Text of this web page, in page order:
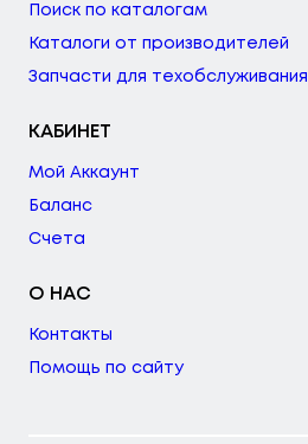
Поиск по каталогам
Каталоги от производителей
Запчасти для техобслуживания
КАБИНЕТ
Мой Аккаунт
Баланс
Счета
О НАС
Контакты
Помощь по сайту